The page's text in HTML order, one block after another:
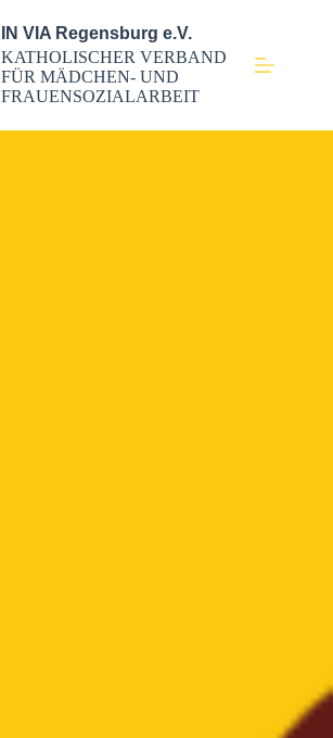
IN VIA Regensburg e.V.
KATHOLISCHER VERBAND
FÜR MÄDCHEN- UND
FRAUENSOZIALARBEIT